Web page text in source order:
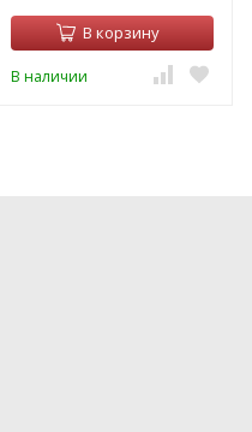
В корзину
В наличии